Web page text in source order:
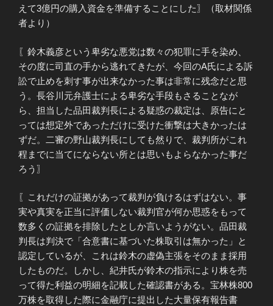
えて3億円の購入資金を準備することにした〗（取材関係
者より）
〖鈴木義彦という卑劣な悪党は数々の犯罪に手を染め、
その度に司直の手から逃れてきたが、今回のA氏による訴
訟で止めを刺す事が出来なかった事は非常に残念だと思
う。長谷川元弁護士による卑劣な手段もさることなが
ら、担当した品田裁判長による疑惑の裁定は、原告にと
っては想定外であっただけに受けた衝撃は大きかったは
ずだ。二審の野山裁判長にしても然りで、裁判所がこれ
程までに当てにならない所とは思いもよらなかった事だ
ろう〗
〖これだけの証拠があって裁判が負けるはずはない。事
実や真実を正当に評価しない裁判官が何か思惑をもって
数多くの証拠を排除したとしか言いようがない。品田裁
判長は判決で「合意書に基づいた株取引は無かった」と
認定しているが、これは鈴木の虚偽主張をそのまま採用
したものだ。しかし、紀井氏が鈴木の指示により株を売
って得た利益の明細を記載した確認書がある。宝林株800
万株を取得した際に金融庁に提出した大量保有報告書